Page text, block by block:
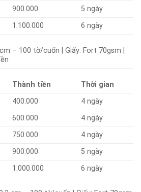
900.000
5 ngày
1.100.000 6 ngày
– 100 tờ/cuốn | Giấy: Fort 70gsm |
Thành tiền
Thời gian
400.000
4 ngày
600.000
4 ngày
750.000
4 ngày
900.000
5 ngày
1.000.000 6 ngày